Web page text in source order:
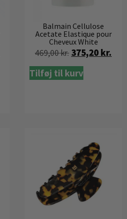
Balmain Cellulose
Acetate Elastique pour
Cheveux White
469,00kr. 375,20 kr.
Tilføj til kurv